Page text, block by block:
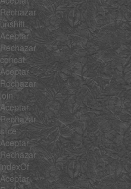
Rechazar
unshift
Aceptar
Rechazar
concat
Aceptar
Rechazar
join
Aceptar
Rechazar
slice
Aceptar
Rechazar
indexOf
Aceptar